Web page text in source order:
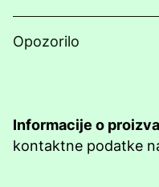
Opozorilo
Informacije o
kontaktne podatke